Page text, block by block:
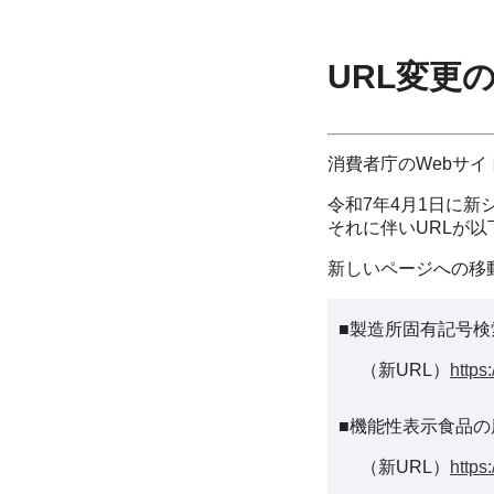
URL変更
消費者庁のWebサイ
令和7年4月1日に新
それに伴いURLが以
新しいページへの移
■製造所固有記号検
（新URL）
■機能性表示食品
（新URL）